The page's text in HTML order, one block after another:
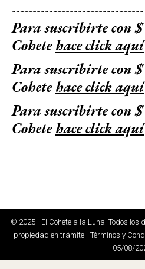
--------------------------------
Para suscribirte con
Cohetehace click aquí
Para suscribirte con
Cohetehace click aquí
Para suscribirte con
Cohetehace click aquí
© 2025 - El Cohete a la Luna. Todos los
propiedad en trámite - Términos y
05/08/